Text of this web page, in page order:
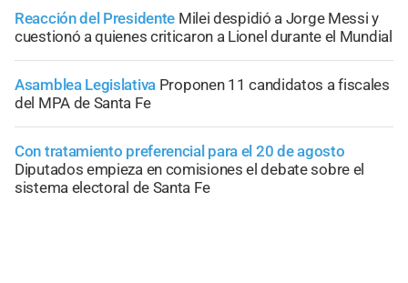
Reacción del Presidente Milei despidió a Jorge Messi y
cuestionó a quienes criticaron a Lionel durante el Mundial
Asamblea Legislativa Proponen 11 candidatos a fiscales
del MPA de Santa Fe
Con tratamiento preferencial para el 20 de agosto
Diputados empieza en comisiones el debate sobre el
sistema electoral de Santa Fe